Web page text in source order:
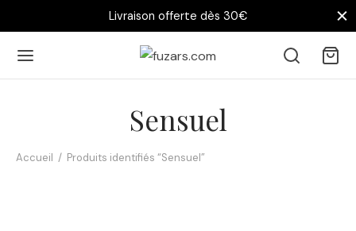
Livraison offerte dès 30€
Sensuel
Accueil / Produits identifiés “Sensuel”